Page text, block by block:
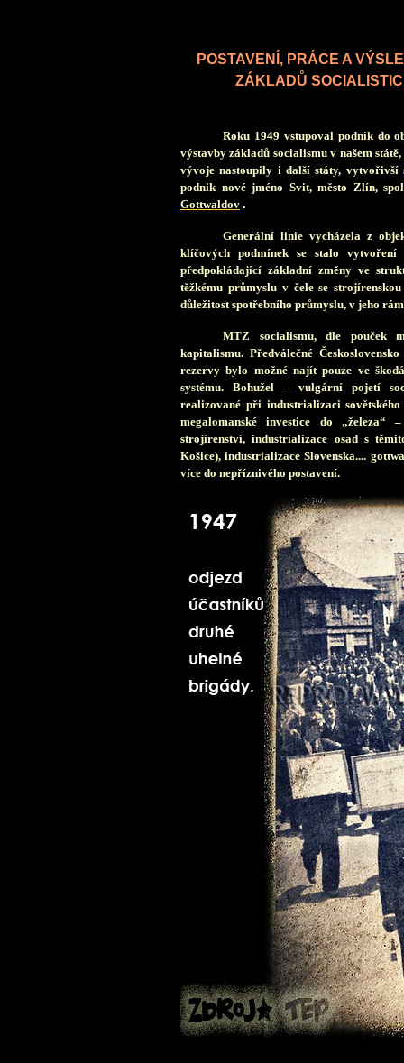
POSTAVENÍ, PRÁCE A
ZÁKLADŮ
Roku 1949 vstupoval podnik do
výstavby základů socialismu v našem
vývoje nastoupily i další státy, vytvořivší
podnik nové jméno Svit, město Zlín,
Gottwaldov .
Generální linie vycházela z
klíčových podmínek se stalo vytvoření
předpokládající základní změny ve
těžkému průmyslu v čele se
důležitost spotřebního průmyslu, v jeho
MTZ socialismu, dle pouček
kapitalismu. Předválečné
rezervy bylo možné najít pouze ve
systému. Bohužel – vulgární pojetí
realizované při industrializaci
megalomanské investice do „železa“
strojírenství, industrializace osad s
Košice), industrializace Slovenska....
více do nepříznivého postavení.